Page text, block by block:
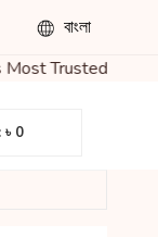
বাংলা
Trusted Online
৳ 0